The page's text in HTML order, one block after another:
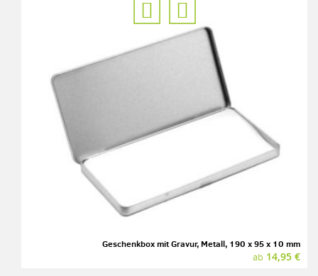
Geschenkbox mit Gravur, Metall, 190 x 95 x 10 mm
ab 14,95 €